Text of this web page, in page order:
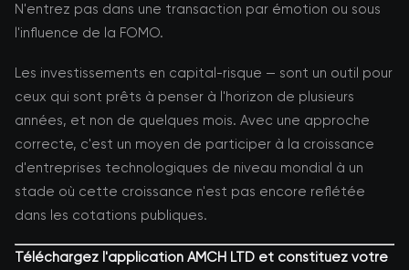
N'entrez pas dans une transaction par émotion ou sous
l'influence de la FOMO.
Les investissements en capital-risque — sont un outil pour
ceux qui sont prêts à penser à l'horizon de plusieurs
années, et non de quelques mois. Avec une approche
correcte, c'est un moyen de participer à la croissance
d'entreprises technologiques de niveau mondial à un
stade où cette croissance n'est pas encore reflétée
dans les cotations publiques.
Téléchargez l'application AMCH LTD et constituez votre